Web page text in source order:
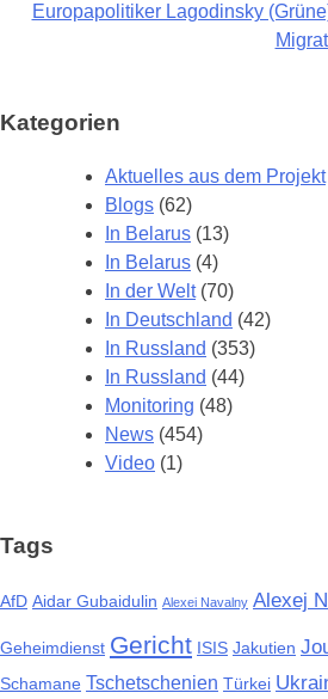
Beitragsnavigation
Europapolitiker Lagodinsky
Kategorien
Aktuelles aus dem Projekt
Blogs (62)
In Belarus (13)
In Belarus (4)
In der Welt(70)
In Deutschland (42)
In Russland (353)
In Russland (44)
Monitoring (48)
News (454)
Video (1)
Tags
AfD Aidar Gubaidulin Alexei Navalny Alexej
Geheimdienst Gericht ISIS Jakutien
Schamane Tschetschenien Türkei